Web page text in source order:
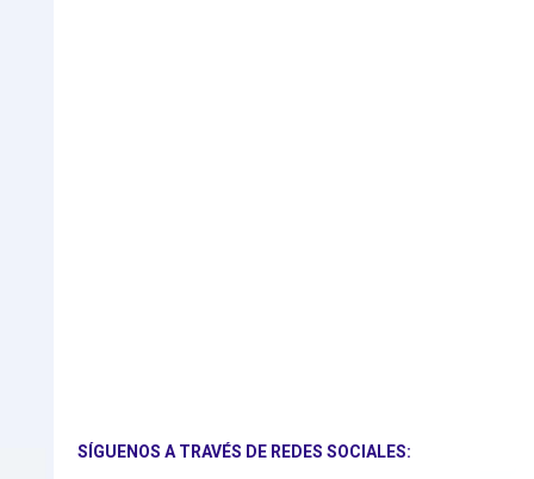
SÍGUENOS A TRAVÉS DE REDES SOCIALES: